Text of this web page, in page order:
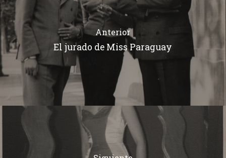
Anterior
El jurado de Miss Paraguay